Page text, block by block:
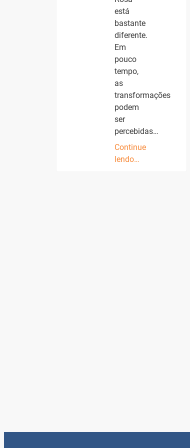
está
bastante
diferente.
Em
pouco
tempo,
as
transformações
podem
ser
percebidas…
Continue
lendo…